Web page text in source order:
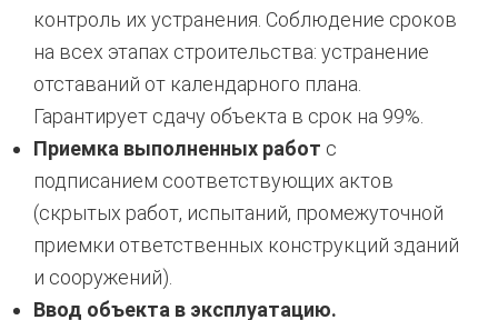
контроль их устранения. Соблюдение сроков
на всех этапах строительства: устранение
отставаний от календарного плана.
Гарантирует сдачу объекта в срок на 99%.
Приемка выполненных работ с
подписанием соответствующих актов
(скрытых работ, испытаний, промежуточной
приемки ответственных конструкций зданий
и сооружений).
Ввод объекта в эксплуатацию.